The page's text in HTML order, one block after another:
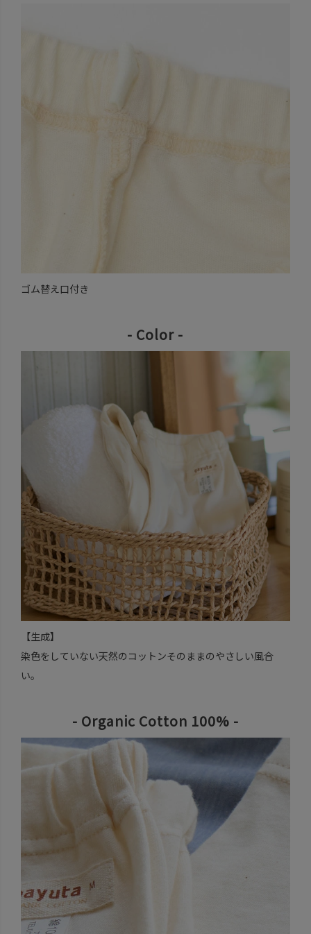
ゴム替え口付き
- Color -
【生成】
染色をしていない天然のコットンそのままのやさしい風合
い。
- Organic Cotton 100% -